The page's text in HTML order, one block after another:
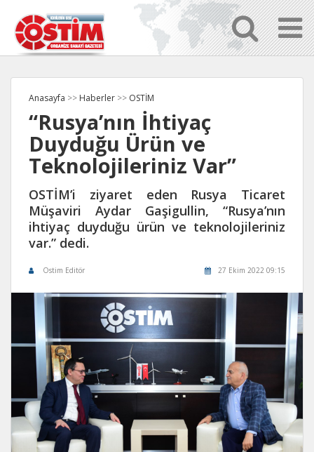
Anasayfa >> Haberler >> OSTİM
“Rusya’nın İhtiyaç
Duyduğu Ürün ve
Teknolojileriniz Var”
OSTİM’i ziyaret eden Rusya Ticaret
Müşaviri Aydar Gaşigullin, “Rusya’nın
ihtiyaç duyduğu ürün ve teknolojileriniz
var.” dedi.
Ostim Editör 27 Ekim 2022 09:15